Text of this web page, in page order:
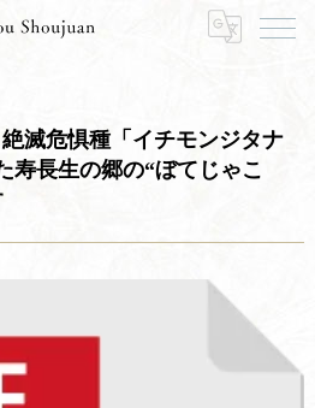
２月1２日(月・祝) 絶滅危惧種「イチモンジタナゴ」を環境整備した寿長生の郷の“ぼてじゃこ池”に再放流します
滅危惧種「イチモンジタナ
寿長生の郷の“ぼてじゃこ